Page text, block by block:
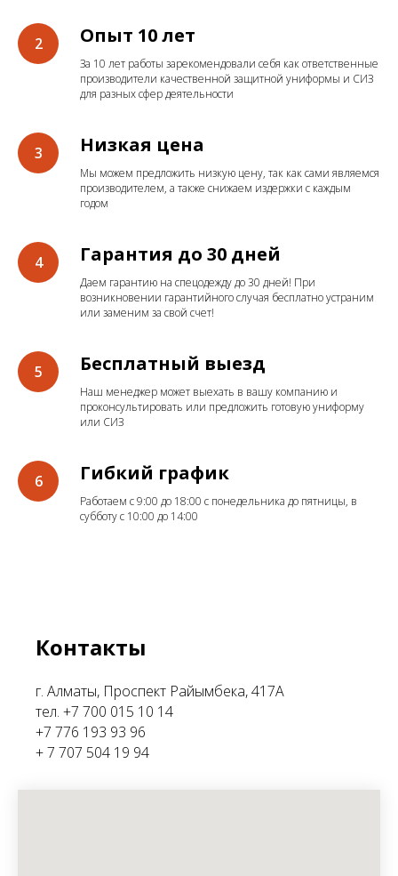
Опыт 10 лет
За 10 лет работы зарекомендовали себя как ответственные
производители качественной защитной униформы и СИЗ
для разных сфер деятельности
Низкая цена
Мы можем предложить низкую цену, так как сами являемся
производителем, а также снижаем издержки с каждым
годом
Гарантия до 30 дней
Даем гарантию на спецодежду до 30 дней! При
возникновении гарантийного случая бесплатно устраним
или заменим за свой счет!
Бесплатный выезд
Наш менеджер может выехать в вашу компанию и
проконсультировать или предложить готовую униформу
или СИЗ
Гибкий график
Работаем с 9:00 до 18:00 с понедельника до пятницы, в
субботу с 10:00 до 14:00
Контакты
г. Алматы, Проспект Райымбека, 417А
тел. +7 700 015 10 14
+7 776 193 93 96
+ 7 707 504 19 94